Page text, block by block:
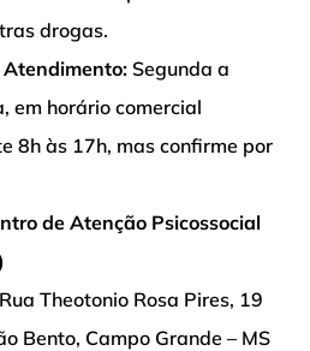
drogas.
Atendimento:Segunda a
em horário comercial
8h às 17h, mas confirme por
de Atenção Psicossocial
Rua Theotonio Rosa Pires, 19
Bento, Campo Grande – MS